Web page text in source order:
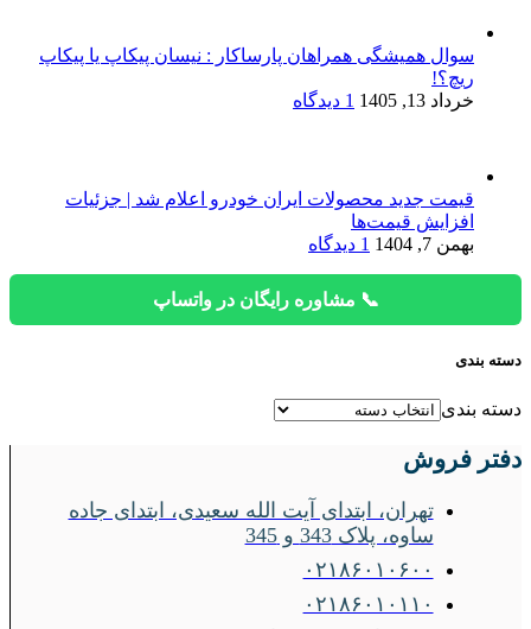
سوال همیشگی همراهان پارساکار : نیسان پیکاپ یا پیکاپ
ریچ؟!
خرداد 13, 1405
1 دیدگاه
قیمت جدید محصولات ایران خودرو اعلام شد | جزئیات
افزایش قیمت‌ها
بهمن 7, 1404
1 دیدگاه
📞 مشاوره رایگان در واتساپ
دسته بندی
دسته بندی
دفتر فروش
تهران، ابتدای آیت الله سعیدی، ابتدای جاده
ساوه، پلاک 343 و 345
۰۲۱۸۶۰۱۰۶۰۰
۰۲۱۸۶۰۱۰۱۱۰